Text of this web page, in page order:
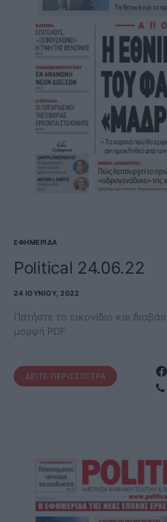
ΕΦΗΜΕΡΊΔΑ
Political 24.06.22
24 ΙΟΥΝΊΟΥ, 2022
Πατήστε το εικονίδιο και
μορφή PDF
ΔΕΊΤΕ ΠΕΡΙΣΣΌΤΕΡΑ